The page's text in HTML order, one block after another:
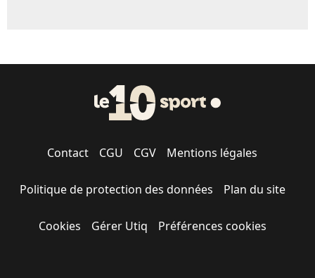
Contact CGU CGV Mentions légales
Politique de protection des données Plan du site
Cookies Gérer Utiq Préférences cookies